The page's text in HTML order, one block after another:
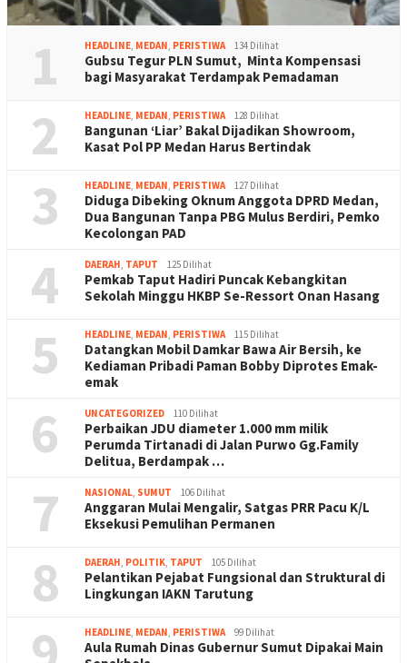
1 HEADLINE, MEDAN, PERISTIWA 134 Dilihat
Gubsu Tegur PLN Sumut, Minta Kompensasi
bagi Masyarakat Terdampak Pemadaman
2 HEADLINE, MEDAN, PERISTIWA 128 Dilihat
Bangunan ‘Liar’ Bakal Dijadikan Showroom,
Kasat Pol PP Medan Harus Bertindak
3 HEADLINE, MEDAN, PERISTIWA 127 Dilihat
Diduga Dibeking Oknum Anggota DPRD Medan,
Dua Bangunan Tanpa PBG Mulus Berdiri, Pemko
Kecolongan PAD
4 DAERAH, TAPUT 125 Dilihat
Pemkab Taput Hadiri Puncak Kebangkitan
Sekolah Minggu HKBP Se-Ressort Onan Hasang
5 HEADLINE, MEDAN, PERISTIWA 115 Dilihat
Datangkan Mobil Damkar Bawa Air Bersih, ke
Kediaman Pribadi Paman Bobby Diprotes Emak-
emak
6 UNCATEGORIZED 110 Dilihat
Perbaikan JDU diameter 1.000 mm milik
Perumda Tirtanadi di Jalan Purwo Gg.Family
Delitua, Berdampak …
7 NASIONAL, SUMUT 106 Dilihat
Anggaran Mulai Mengalir, Satgas PRR Pacu K/L
Eksekusi Pemulihan Permanen
8 DAERAH, POLITIK, TAPUT 105 Dilihat
Pelantikan Pejabat Fungsional dan Struktural di
Lingkungan IAKN Tarutung
HEADLINE, MEDAN, PERISTIWA 99 Dilihat
Aula Rumah Dinas Gubernur Sumut Dipakai Main